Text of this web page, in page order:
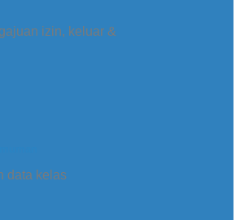
izin, keluar &
data kelas